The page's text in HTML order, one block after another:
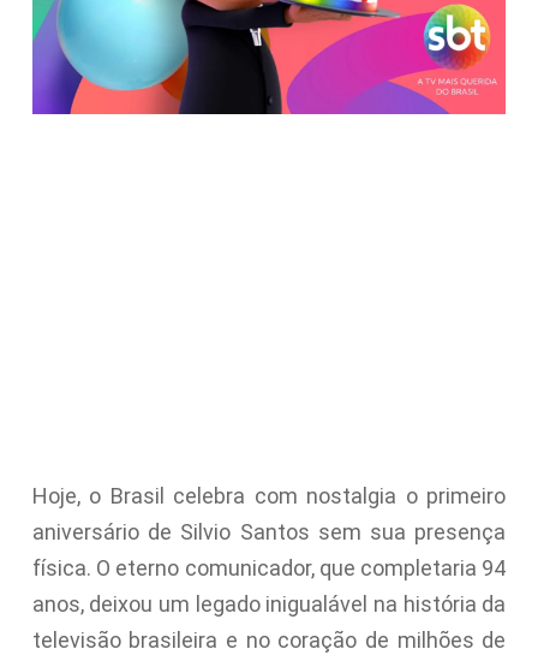
Hoje, o Brasil celebra com nostalgia o primeiro
aniversário de Silvio Santos sem sua presença
física. O eterno comunicador, que completaria 94
anos, deixou um legado inigualável na história da
televisão brasileira e no coração de milhões de